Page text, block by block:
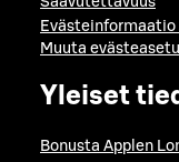
Evästeinformaatio
Muuta
Yleiset
Bonusta Applen